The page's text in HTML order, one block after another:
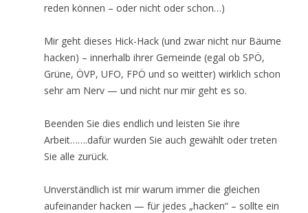
reden können – oder nicht oder schon…)
Mir geht dieses Hick-Hack (und zwar nicht nur Bäume
hacken) – innerhalb ihrer Gemeinde (egal ob SPÖ,
Grüne, ÖVP, UFO, FPÖ und so weitter) wirklich schon
sehr am Nerv — und nicht nur mir geht es so.
Beenden Sie dies endlich und leisten Sie ihre
Arbeit…….dafür wurden Sie auch gewählt oder treten
Sie alle zurück.
Unverständlich ist mir warum immer die gleichen
aufeinander hacken — für jedes „hacken“ – sollte ein